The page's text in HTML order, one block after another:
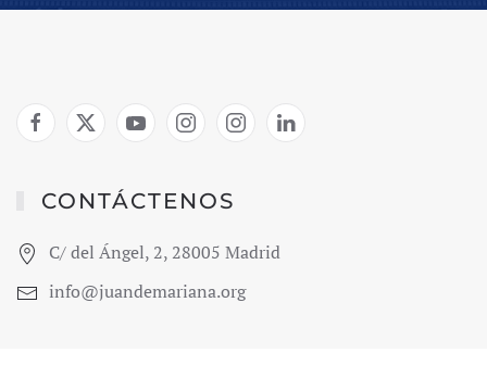
CONTÁCTENOS
C/ del Ángel, 2, 28005 Madrid
info@juandemariana.org